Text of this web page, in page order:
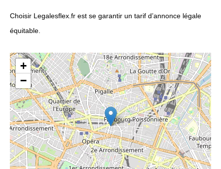
Choisir Legalesflex.fr est se garantir un tarif d’annonce légale
équitable.
+
−